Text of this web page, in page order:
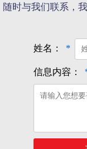
随时与我们联系，
姓名： *
信息内容：